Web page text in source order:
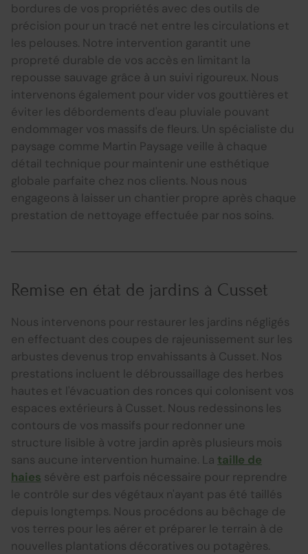
bordures de vos propriétés avec des outils de
précision pour un tracé net entre les circulations et
les pelouses. Notre intervention garantit une
propreté durable de vos accès en limitant la
repousse sauvage grâce à un suivi rigoureux. Nous
intervenons également pour vider vos gouttières et
éviter les débordements d'eau pluviale pouvant
endommager vos massifs de fleurs. Un spécialiste du
paysage comme Martin Paysage veille à chaque
détail technique pour maintenir une esthétique
globale parfaite chez nos clients. Nous nous
engageons à laisser un chantier propre après chaque
prestation de nettoyage effectuée par nos soins.
Remise en état de jardins à Cusset
Nous intervenons pour restaurer les jardins négligés
en effectuant des coupes de rajeunissement sur les
arbustes devenus trop envahissants à Cusset. Nos
prestations incluent le débroussaillage des herbes
hautes et l'évacuation des ronces qui colonisent vos
espaces extérieurs à Cusset. Nous redessinons les
contours de vos massifs pour redonner une
structure lisible à votre jardin après plusieurs mois
sans aucune intervention humaine. La taille de
haies sévère est parfois nécessaire pour reprendre
le contrôle sur des végétaux n'ayant pas été taillés
depuis longtemps. Nous procédons au bêchage de
vos terres pour les aérer et préparer le terrain à de
nouvelles plantations décoratives ou potagères.